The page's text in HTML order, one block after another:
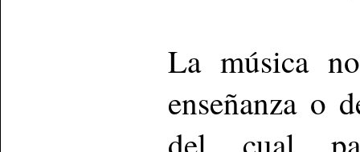
La música
enseñanza o